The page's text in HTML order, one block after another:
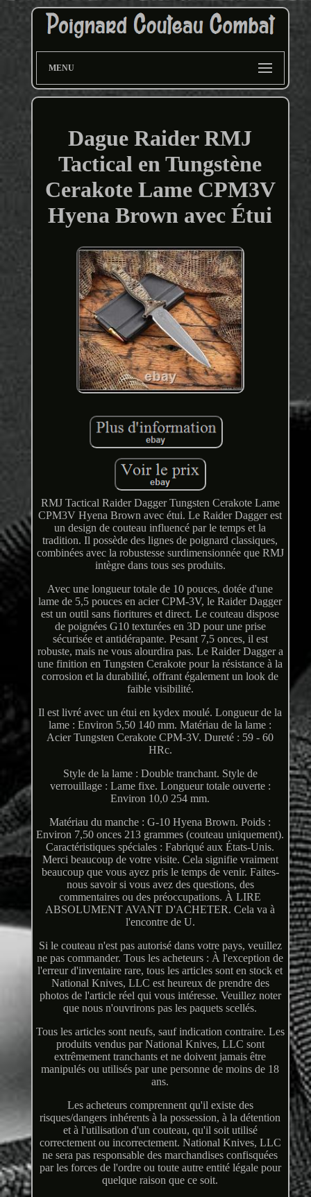
MENU
Dague Raider RMJ
Tactical en Tungstène
Cerakote Lame CPM3V
Hyena Brown avec Étui
RMJ Tactical Raider Dagger Tungsten Cerakote Lame
CPM3V Hyena Brown avec étui. Le Raider Dagger est
un design de couteau influencé par le temps et la
tradition. Il possède des lignes de poignard classiques,
combinées avec la robustesse surdimensionnée que RMJ
intègre dans tous ses produits.
Avec une longueur totale de 10 pouces, dotée d'une
lame de 5,5 pouces en acier CPM-3V, le Raider Dagger
est un outil sans fioritures et direct. Le couteau dispose
de poignées G10 texturées en 3D pour une prise
sécurisée et antidérapante. Pesant 7,5 onces, il est
robuste, mais ne vous alourdira pas. Le Raider Dagger a
une finition en Tungsten Cerakote pour la résistance à la
corrosion et la durabilité, offrant également un look de
faible visibilité.
Il est livré avec un étui en kydex moulé. Longueur de la
lame : Environ 5,50 140 mm. Matériau de la lame :
Acier Tungsten Cerakote CPM-3V. Dureté : 59 - 60
HRc.
Style de la lame : Double tranchant. Style de
verrouillage : Lame fixe. Longueur totale ouverte :
Environ 10,0 254 mm.
Matériau du manche : G-10 Hyena Brown. Poids :
Environ 7,50 onces 213 grammes (couteau uniquement).
Caractéristiques spéciales : Fabriqué aux États-Unis.
Merci beaucoup de votre visite. Cela signifie vraiment
beaucoup que vous ayez pris le temps de venir. Faites-
nous savoir si vous avez des questions, des
commentaires ou des préoccupations. À LIRE
ABSOLUMENT AVANT D'ACHETER. Cela va à
l'encontre de U.
Si le couteau n'est pas autorisé dans votre pays, veuillez
ne pas commander. Tous les acheteurs : À l'exception de
l'erreur d'inventaire rare, tous les articles sont en stock et
National Knives, LLC est heureux de prendre des
photos de l'article réel qui vous intéresse. Veuillez noter
que nous n'ouvrirons pas les paquets scellés.
Tous les articles sont neufs, sauf indication contraire. Les
produits vendus par National Knives, LLC sont
extrêmement tranchants et ne doivent jamais être
manipulés ou utilisés par une personne de moins de 18
ans.
Les acheteurs comprennent qu'il existe des
risques/dangers inhérents à la possession, à la détention
et à l'utilisation d'un couteau, qu'il soit utilisé
correctement ou incorrectement. National Knives, LLC
ne sera pas responsable des marchandises confisquées
par les forces de l'ordre ou toute autre entité légale pour
quelque raison que ce soit.